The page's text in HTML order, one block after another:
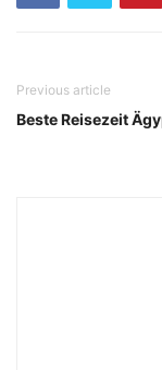
Previous article
Beste Reisezeit